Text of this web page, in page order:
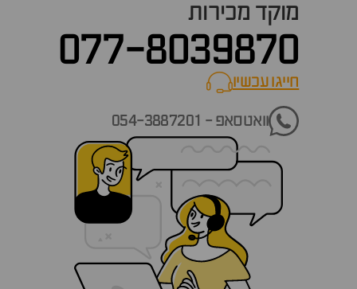
מוקד מכירות
077-8039870
חייגו עכשיוcall now
וואטסאפ - 054-3887201